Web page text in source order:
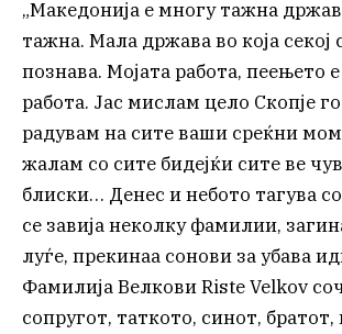
„Македонија е многу тажна
тажна. Мала држава во која секој
познава. Мојата работа, пеењето
работа. Јас мислам цело Скопје
радувам на сите ваши среќни
жалам со сите бидејќи сите ве
блиски… Денес и небото тагува
се завија неколку фамилии,
луѓе, прекинаа сонови за убава
Фамилија Велкови Riste Velkov
сопругот, таткото, синот, братот,